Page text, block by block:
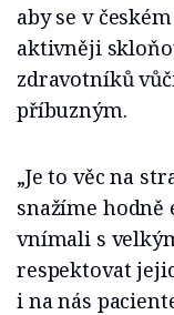
aby se v
aktivněji
zdravotníků
příbuzným.
„Je to věc na
snažíme hodně
vnímali s
respektovat
i na nás